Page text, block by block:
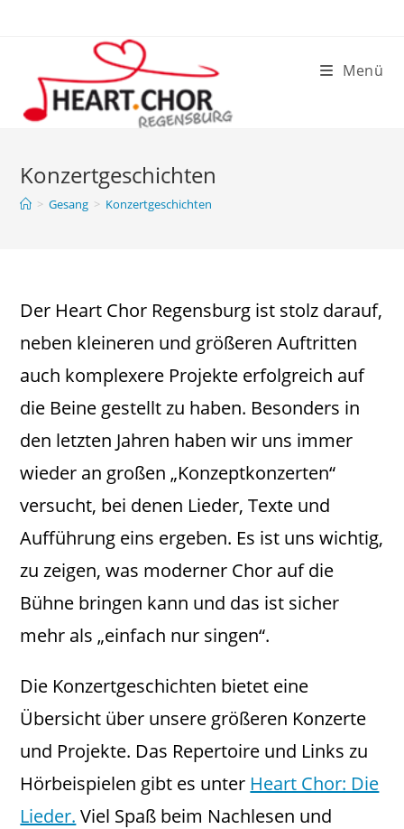
Menü
Konzertgeschichten
> Gesang > Konzertgeschichten
Der Heart Chor Regensburg ist stolz darauf,
neben kleineren und größeren Auftritten
auch komplexere Projekte erfolgreich auf
die Beine gestellt zu haben. Besonders in
den letzten Jahren haben wir uns immer
wieder an großen „Konzeptkonzerten“
versucht, bei denen Lieder, Texte und
Aufführung eins ergeben. Es ist uns wichtig,
zu zeigen, was moderner Chor auf die
Bühne bringen kann und das ist sicher
mehr als „einfach nur singen“.
Die Konzertgeschichten bietet eine
Übersicht über unsere größeren Konzerte
und Projekte. Das Repertoire und Links zu
Hörbeispielen gibt es unter Heart Chor: Die
Lieder. Viel Spaß beim Nachlesen und